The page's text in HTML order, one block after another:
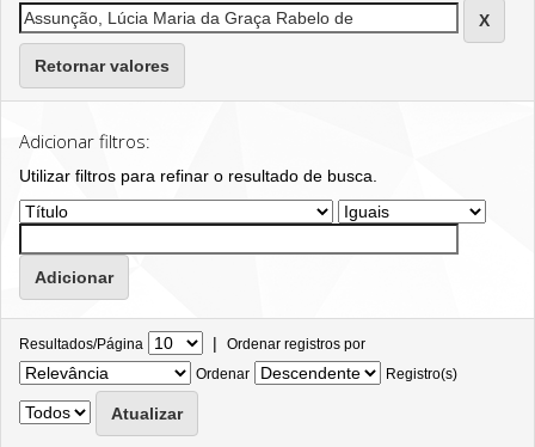
Retornar valores
Adicionar filtros:
Utilizar filtros para refinar o resultado de busca.
Resultados/Página | Ordenar registros por
Ordenar
Registro(s)